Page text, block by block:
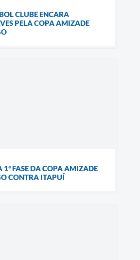
CLUBE ENCARA
PELA COPA AMIZADE
1ª FASE DA COPA AMIZADE
CONTRA ITAPUÍ